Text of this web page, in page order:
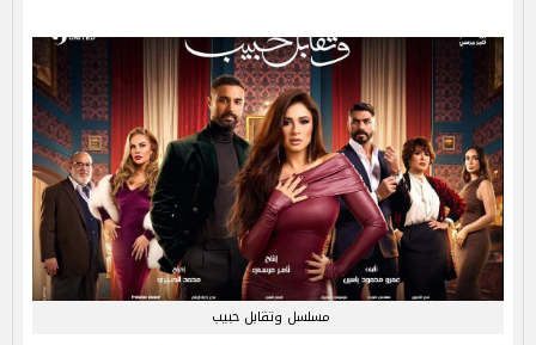
مسلسل وتقابل حبيب